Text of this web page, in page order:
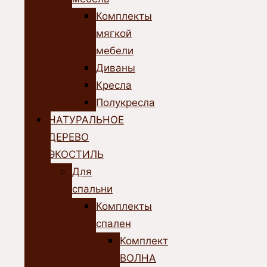
Комплекты
мягкой
мебели
Диваны
Кресла
Полукресла
НАТУРАЛЬНОЕ
ДЕРЕВО
ЭКОСТИЛЬ
Для
спальни
Комплекты
спален
Комплект
ВОЛНА